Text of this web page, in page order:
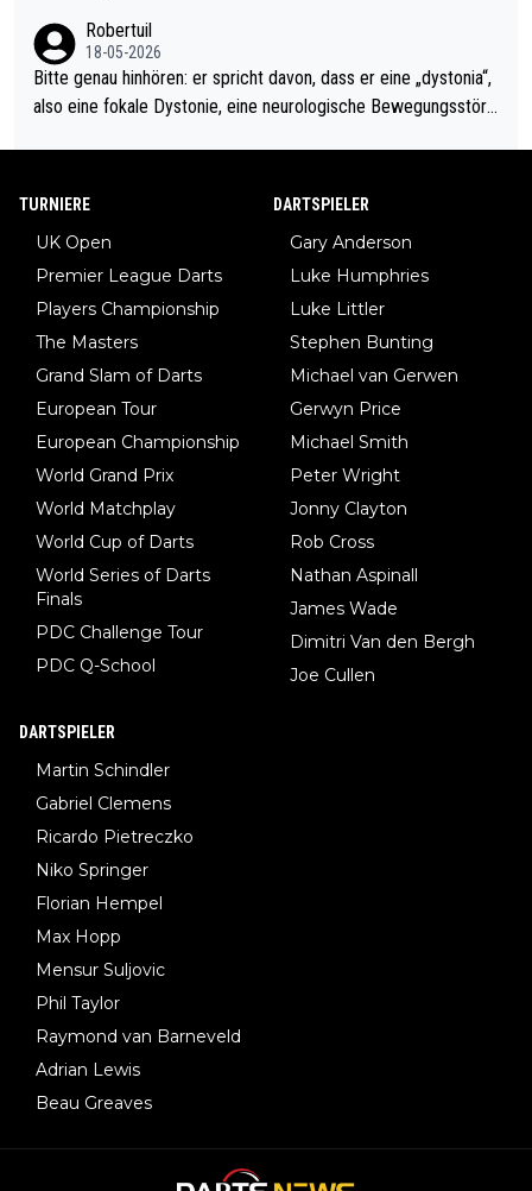
Robertuil
18-05-2026
Bitte genau hinhören: er spricht davon, dass er eine „dystonia“,
also eine fokale Dystonie, eine neurologische Bewegungsstöru
be immer noch, dass sehr viele der Dartits-Fälle fälschlich psy
diese könnten teils wirksam behandelt werden! Dafür müsste
man nur zum Neurologen und nicht zum Mentaltrainer gehen…
TURNIERE
UK Open
Premier League Darts
Players Championship
The Masters
Grand Slam of Darts
European Tour
European Championship
World Grand Prix
World Matchplay
World Cup of Darts
World Series of Darts
Finals
PDC Challenge Tour
PDC Q-School
DARTSPIELER
Gary Anderson
Luke Humphries
Luke Littler
Stephen Bunting
Michael van Gerwen
Gerwyn Price
Michael Smith
Peter Wright
Jonny Clayton
Rob Cross
Nathan Aspinall
James Wade
Dimitri Van den Bergh
Joe Cullen
DARTSPIELER
Martin Schindler
Gabriel Clemens
Ricardo Pietreczko
Niko Springer
Florian Hempel
Max Hopp
Mensur Suljovic
Phil Taylor
Raymond van Barneveld
Adrian Lewis
Beau Greaves